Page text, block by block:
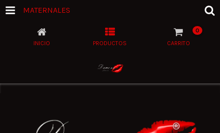
MATERNALES
INICIO PRODUCTOS CARRITO
0